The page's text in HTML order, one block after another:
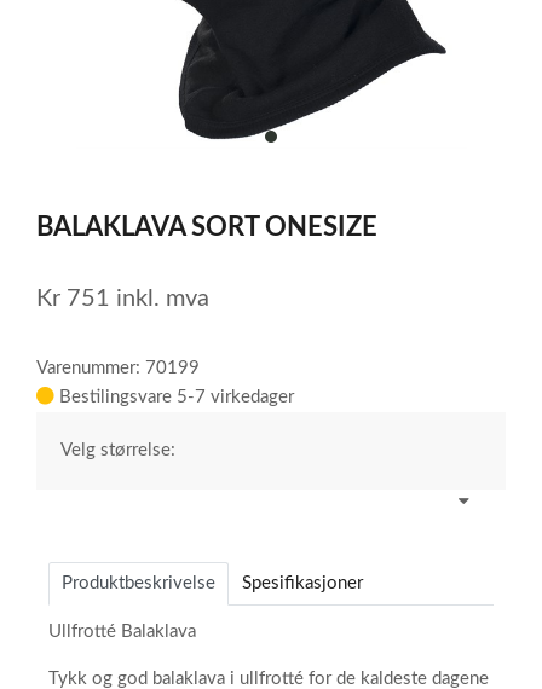
item
of
BALAKLAVA SORT ONESIZE
Kr 751 inkl. mva
Varenummer: 70199
Bestilingsvare 5-7 virkedager
Velg størrelse:
Produktbeskrivelse Spesifikasjoner
Ullfrotté Balaklava
Tykk og god balaklava i ullfrotté for de kaldeste dagene